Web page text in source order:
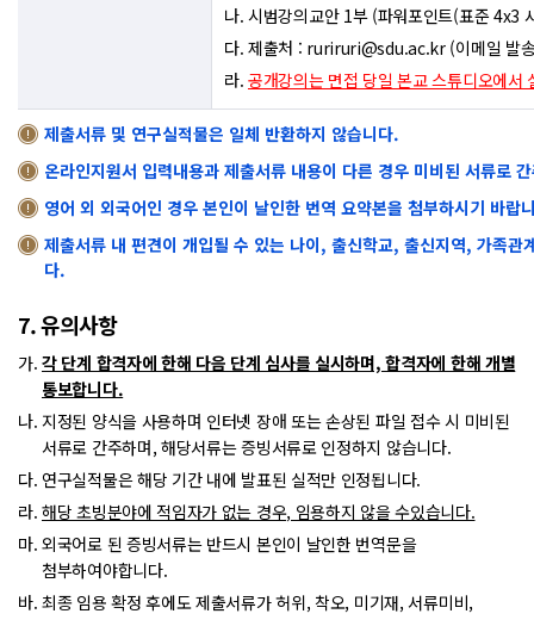
시범강의교안 1부 (파워포인트(표준 4x3
제출처 : ruriruri@sdu.ac.kr (이메일 발
공개강의는 면접 당일 본교 스튜디오에서
제출서류 및 연구실적물은 일체 반환하지 않습니다.
온라인지원서 입력내용과 제출서류 내용이 다른 경우 미비된 서류로
영어 외 외국어인 경우 본인이 날인한 번역 요약본을 첨부하시기 바랍
제출서류 내 편견이 개입될 수 있는 나이, 출신학교, 출신지역, 가족관
다.
7. 유의사항
각 단계 합격자에 한해 다음 단계 심사를 실시하며, 합격자에 한해 개별
통보합니다.
지정된 양식을 사용하며 인터넷 장애 또는 손상된 파일 접수 시 미비된
서류로 간주하며, 해당서류는 증빙서류로 인정하지 않습니다.
연구실적물은 해당 기간 내에 발표된 실적만 인정됩니다.
해당 초빙분야에 적임자가 없는 경우, 임용하지 않을 수있습니다.
외국어로 된 증빙서류는 반드시 본인이 날인한 번역문을
첨부하여야합니다.
최종 임용 확정 후에도 제출서류가 허위, 착오, 미기재, 서류미비,